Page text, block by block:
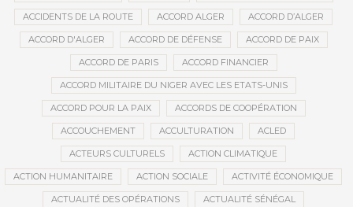
ACCIDENTS DE LA ROUTE ACCORD ALGER ACCORD D’ALGER
ACCORD D'ALGER ACCORD DE DÉFENSE ACCORD DE PAIX
ACCORD DE PARIS ACCORD FINANCIER
ACCORD MILITAIRE DU NIGER AVEC LES ETATS-UNIS
ACCORD POUR LA PAIX ACCORDS DE COOPÉRATION
ACCOUCHEMENT ACCULTURATION ACLED
ACTEURS CULTURELS ACTION CLIMATIQUE
ACTION HUMANITAIRE ACTION SOCIALE ACTIVITÉ ÉCONOMIQUE
ACTUALITÉ DES OPÉRATIONS ACTUALITÉ SÉNÉGAL